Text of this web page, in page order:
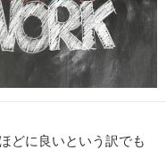
どに良いという訳でも